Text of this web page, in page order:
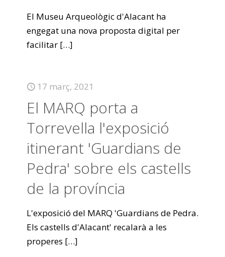
El Museu Arqueològic d'Alacant ha
engegat una nova proposta digital per
facilitar […]
17 març, 2021
El MARQ porta a
Torrevella l'exposició
itinerant 'Guardians de
Pedra' sobre els castells
de la província
L'exposició del MARQ 'Guardians de Pedra.
Els castells d'Alacant' recalarà a les
properes […]